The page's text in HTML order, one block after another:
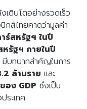
ติบโตอย่างรวดเร็ว
กส์ไทยคาดว่ามูลค่า
ร์สหรัฐฯ ในปี
รัฐฯ ภายในปี
มีบทบาทสำคัญในการ
ล้านราย และ
อง GDP ซึ่งเป็น
ระเทศ